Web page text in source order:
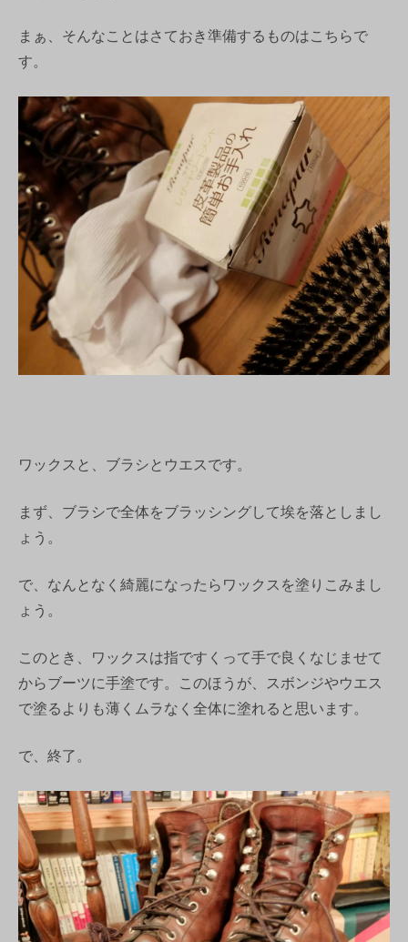
まぁ、そんなことはさておき準備するものはこちらで
す。
ワックスと、ブラシとウエスです。
まず、ブラシで全体をブラッシングして埃を落としまし
ょう。
で、なんとなく綺麗になったらワックスを塗りこみまし
ょう。
このとき、ワックスは指ですくって手で良くなじませて
からブーツに手塗です。このほうが、スボンジやウエス
で塗るよりも薄くムラなく全体に塗れると思います。
で、終了。